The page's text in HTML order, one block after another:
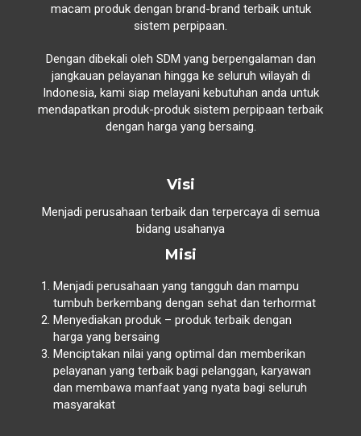
macam produk dengan brand-brand terbaik untuk
sistem perpipaan.
Dengan dibekali oleh SDM yang berpengalaman dan
jangkauan pelayanan hingga ke seluruh wilayah di
Indonesia, kami siap melayani kebutuhan anda untuk
mendapatkan produk-produk sistem perpipaan terbaik
dengan harga yang bersaing.
Visi
Menjadi perusahaan terbaik dan terpercaya di semua
bidang usahanya
Misi
Menjadi perusahaan yang tangguh dan mampu
tumbuh berkembang dengan sehat dan terhormat
Menyediakan produk – produk terbaik dengan
harga yang bersaing
Menciptakan nilai yang optimal dan memberikan
pelayanan yang terbaik bagi pelanggan, karyawan
dan membawa manfaat yang nyata bagi seluruh
masyarakat